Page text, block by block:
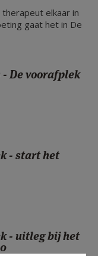
elkaar in
gaat het in De
- De voorafplek
- start het
- uitleg bij het